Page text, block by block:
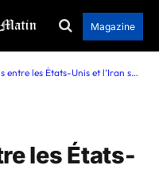
Magazine
Unis et l’Iran s’intensifient au milieu du conflit Israël-Hamas
les États-